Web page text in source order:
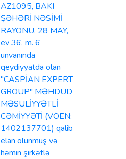
AZ1095, BAKI
ŞƏHƏRİ NƏSİMİ
RAYONU, 28 MAY,
ev 36, m. 6
ünvanında
qeydiyyatda olan
"CASPİAN EXPERT
GROUP" MƏHDUD
MƏSULİYYƏTLİ
CƏMİYYƏTİ (VÖEN:
1402137701) qalib
elan olunmuş və
həmin şirkətlə